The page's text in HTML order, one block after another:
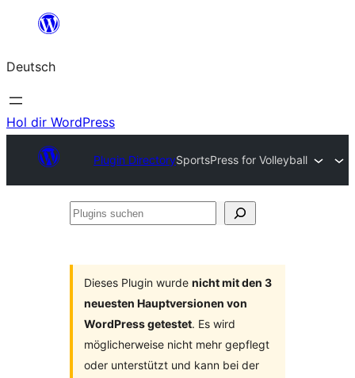
springen
Deutsch
Hol dir WordPress
Plugin DirectorySportsPress for Volleyball
Plugins
Dieses Plugin wurde nicht mit den 3
neuesten Hauptversionen von
WordPress getestet. Es wird
möglicherweise nicht mehr gepflegt
oder unterstützt und kann bei der